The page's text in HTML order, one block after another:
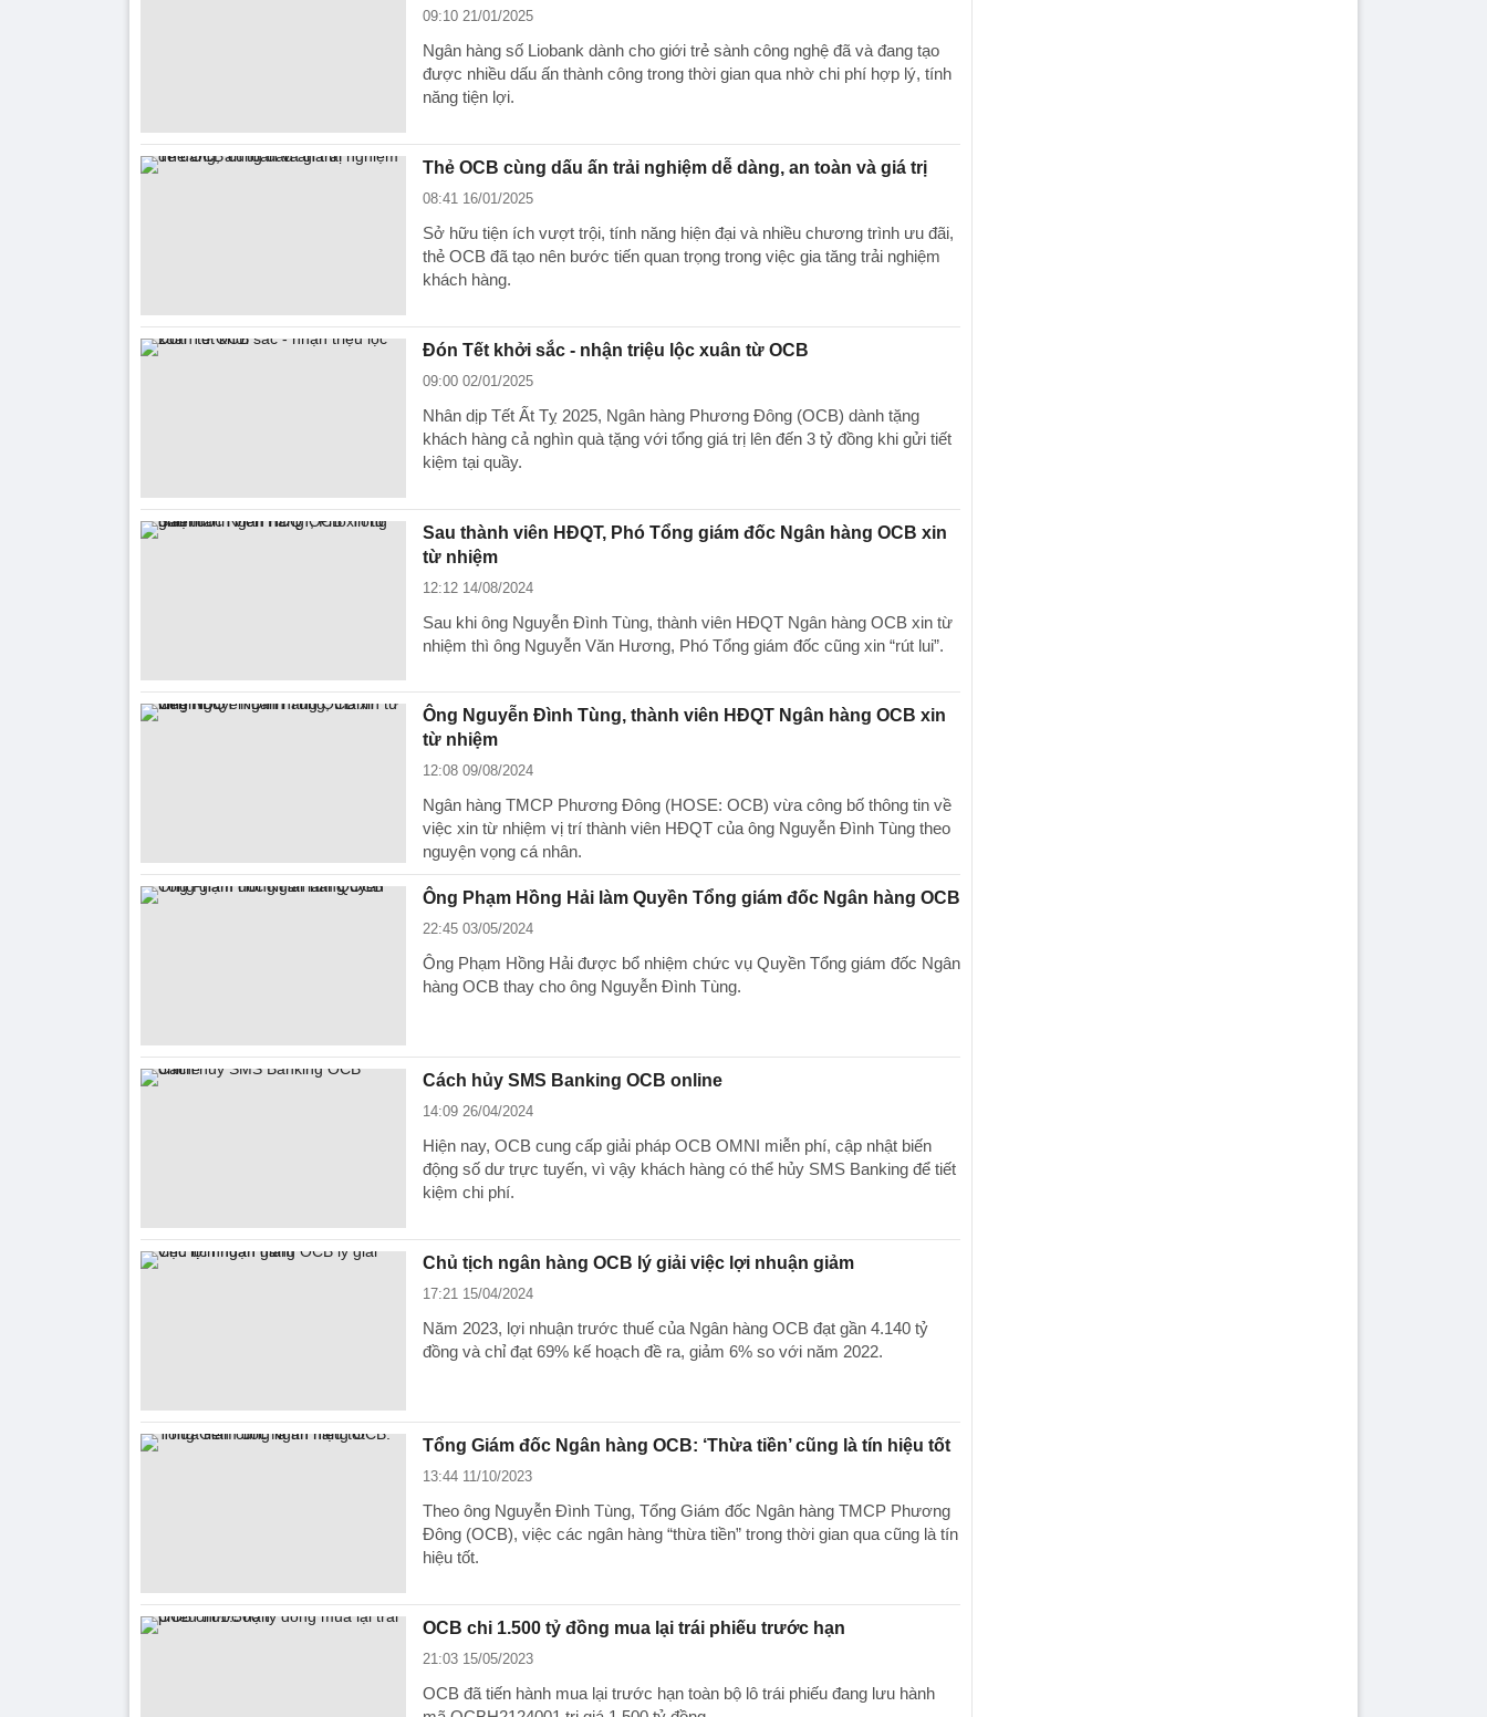
09:10 21/01/2025
Ngân hàng số Liobank dành cho giới trẻ sành công nghệ đã và đang tạo
được nhiều dấu ấn thành công trong thời gian qua nhờ chi phí hợp lý, tính
năng tiện lợi.
Thẻ OCB cùng dấu ấn trải nghiệm dễ dàng, an toàn và giá trị
08:41 16/01/2025
Sở hữu tiện ích vượt trội, tính năng hiện đại và nhiều chương trình ưu đãi,
thẻ OCB đã tạo nên bước tiến quan trọng trong việc gia tăng trải nghiệm
khách hàng.
Đón Tết khởi sắc - nhận triệu lộc xuân từ OCB
09:00 02/01/2025
Nhân dịp Tết Ất Tỵ 2025, Ngân hàng Phương Đông (OCB) dành tặng
khách hàng cả nghìn quà tặng với tổng giá trị lên đến 3 tỷ đồng khi gửi tiết
kiệm tại quầy.
Sau thành viên HĐQT, Phó Tổng giám đốc Ngân hàng OCB xin
từ nhiệm
12:12 14/08/2024
Sau khi ông Nguyễn Đình Tùng, thành viên HĐQT Ngân hàng OCB xin từ
nhiệm thì ông Nguyễn Văn Hương, Phó Tổng giám đốc cũng xin “rút lui”.
Ông Nguyễn Đình Tùng, thành viên HĐQT Ngân hàng OCB xin
từ nhiệm
12:08 09/08/2024
Ngân hàng TMCP Phương Đông (HOSE: OCB) vừa công bố thông tin về
việc xin từ nhiệm vị trí thành viên HĐQT của ông Nguyễn Đình Tùng theo
nguyện vọng cá nhân.
Ông Phạm Hồng Hải làm Quyền Tổng giám đốc Ngân hàng OCB
22:45 03/05/2024
Ông Phạm Hồng Hải được bổ nhiệm chức vụ Quyền Tổng giám đốc Ngân
hàng OCB thay cho ông Nguyễn Đình Tùng.
Cách hủy SMS Banking OCB online
14:09 26/04/2024
Hiện nay, OCB cung cấp giải pháp OCB OMNI miễn phí, cập nhật biến
động số dư trực tuyến, vì vậy khách hàng có thể hủy SMS Banking để tiết
kiệm chi phí.
Chủ tịch ngân hàng OCB lý giải việc lợi nhuận giảm
17:21 15/04/2024
Năm 2023, lợi nhuận trước thuế của Ngân hàng OCB đạt gần 4.140 tỷ
đồng và chỉ đạt 69% kế hoạch đề ra, giảm 6% so với năm 2022.
Tổng Giám đốc Ngân hàng OCB: ‘Thừa tiền’ cũng là tín hiệu tốt
13:44 11/10/2023
Theo ông Nguyễn Đình Tùng, Tổng Giám đốc Ngân hàng TMCP Phương
Đông (OCB), việc các ngân hàng “thừa tiền” trong thời gian qua cũng là tín
hiệu tốt.
OCB chi 1.500 tỷ đồng mua lại trái phiếu trước hạn
21:03 15/05/2023
OCB đã tiến hành mua lại trước hạn toàn bộ lô trái phiếu đang lưu hành